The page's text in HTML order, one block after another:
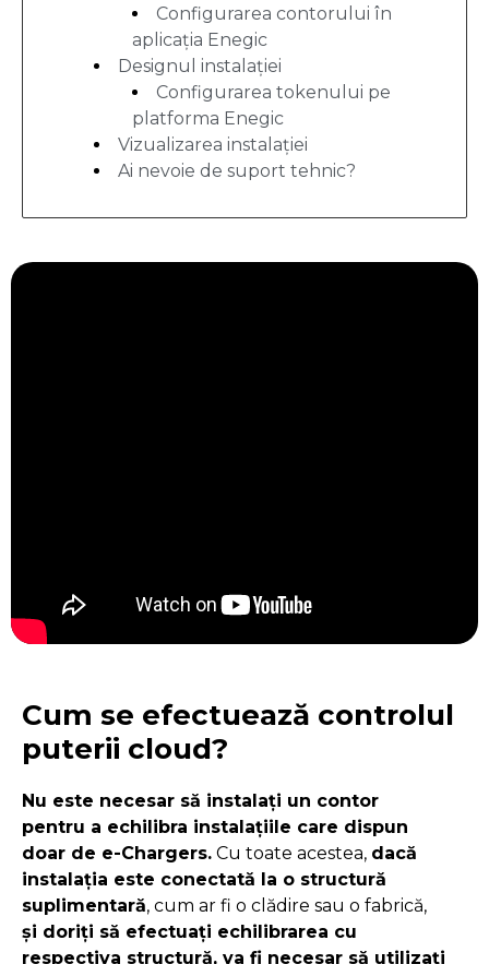
Configurarea contorului în
aplicația Enegic
Designul instalației
Configurarea tokenului pe
platforma Enegic
Vizualizarea instalației
Ai nevoie de suport tehnic?
Cum se efectuează controlul
puterii cloud?
Nu este necesar să instalați un contor
pentru a echilibra instalațiile care dispun
doar de e-Chargers. Cu toate acestea, dacă
instalația este conectată la o structură
suplimentară, cum ar fi o clădire sau o fabrică,
și doriți să efectuați echilibrarea cu
respectiva structură, va fi necesar să utilizați